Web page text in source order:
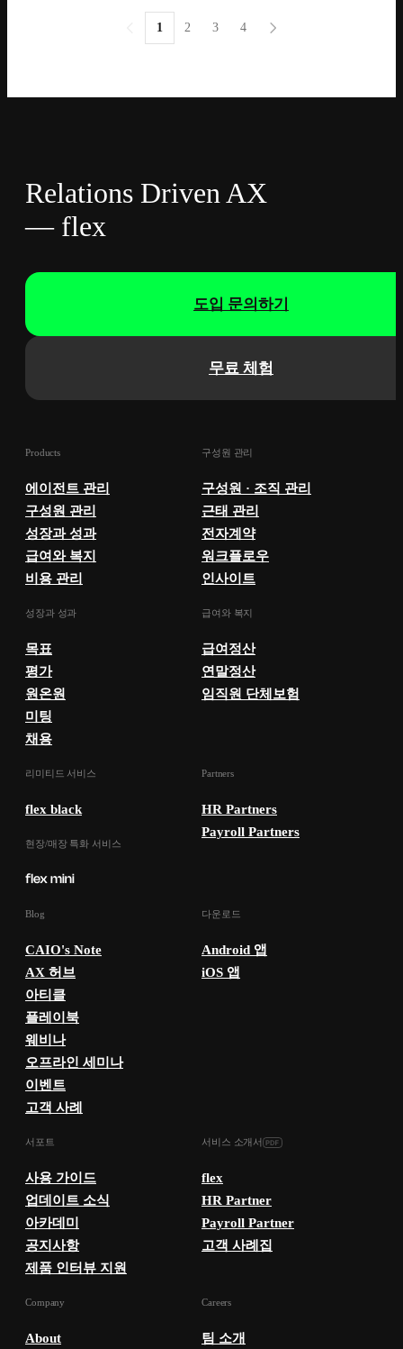
1 2 3 4
Relations Driven AX
— flex
무료 체험
도입 문의하기
Products
에이전트 관리
구성원 관리
성장과 성과
급여와 복지
비용 관리
구성원 관리
구성원 · 조직 관리
근태 관리
전자계약
워크플로우
인사이트
성장과 성과
목표
평가
원온원
미팅
채용
급여와 복지
급여정산
연말정산
임직원 단체보험
리미티드 서비스
flex black
현장/매장 특화 서비스
Partners
HR Partners
Payroll Partners
Blog
CAIO's Note
AX 허브
아티클
플레이북
웨비나
오프라인 세미나
이벤트
고객 사례
다운로드
Android 앱
iOS 앱
서포트
사용 가이드
업데이트 소식
아카데미
공지사항
제품 인터뷰 지원
서비스 소개서
flex
HR Partner
Payroll Partner
고객 사례집
Company
About
Careers
팀 소개